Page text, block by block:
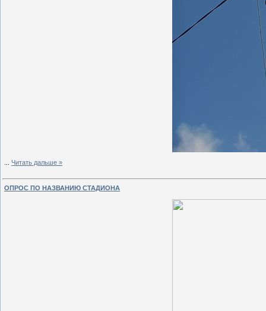
Читать дальше »
ОПРОС ПО НАЗВАНИЮ СТАДИОНА